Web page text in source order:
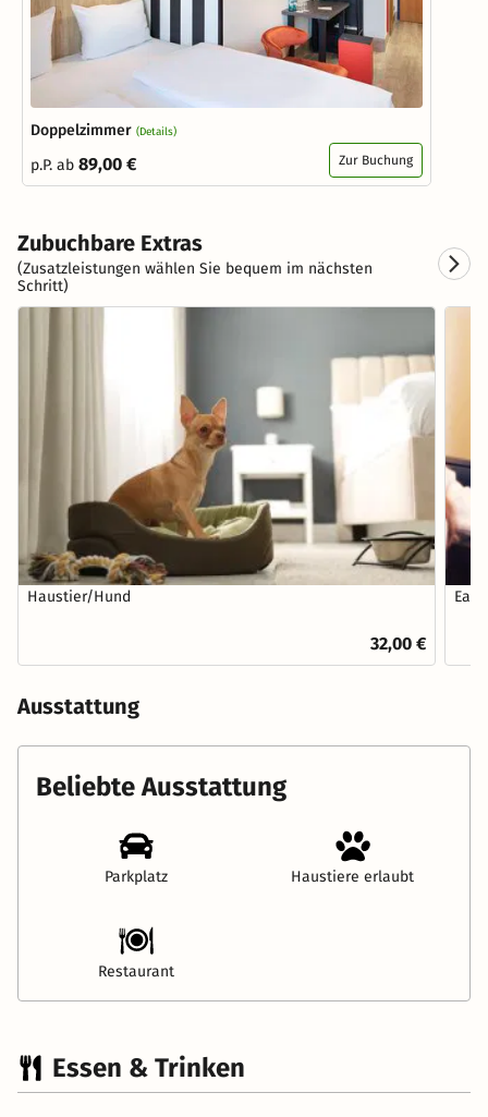
Doppelzimmer (Details)
p.P. ab 89,00 € Zur Buchung
Zubuchbare Extras
(Zusatzleistungen wählen Sie bequem im nächsten
Schritt)
Haustier/Hund
32,00 €
Ausstattung
Beliebte Ausstattung
Parkplatz Haustiere erlaubt
Restaurant
Essen & Trinken